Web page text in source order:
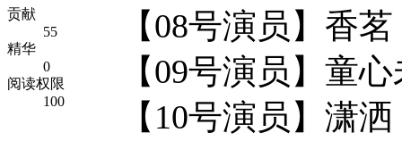
贡献
55
精华
0
阅读权限
100
【08号演员】香
【09号演员】童
【10号演员】潇